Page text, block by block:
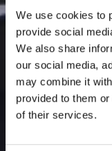
We use cookies to
provide social
We also share
our social media,
may combine it
provided to them
of their services.